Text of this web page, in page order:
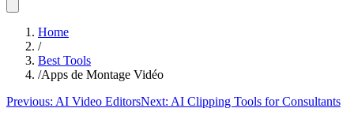
Home
/
Best Tools
/Apps de Montage Vidéo
Previous: AI Video EditorsNext: AI Clipping Tools for Consultants